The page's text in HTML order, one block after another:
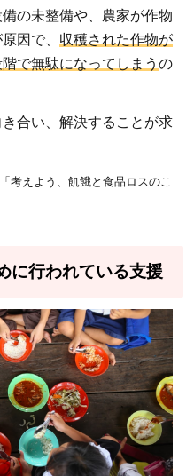
の未整備や、農家が作物
因で、 収穫された作物が
で無駄になってしまう の
合い、解決することが求
「考えよう、飢餓と食品ロスのこ
に行われている支援